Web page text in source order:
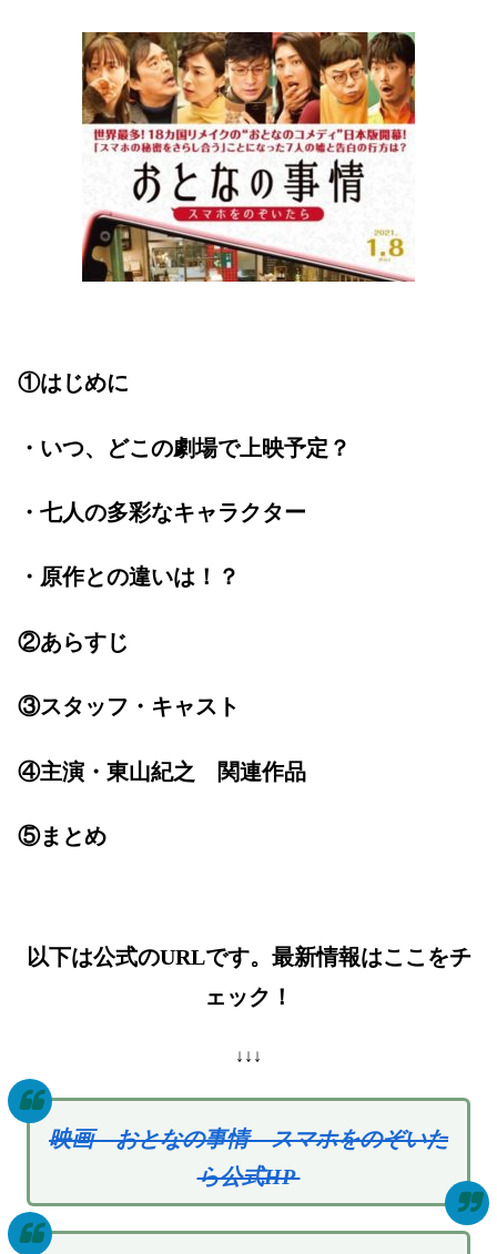
①はじめに
・いつ、どこの劇場で上映予定？
・七人の多彩なキャラクター
・原作との違いは！？
②あらすじ
③スタッフ・キャスト
④主演・東山紀之 関連作品
⑤まとめ
以下は公式のURLです。最新情報はここをチ
ェック！
↓↓↓
映画 おとなの事情 スマホをのぞいた
ら公式HP